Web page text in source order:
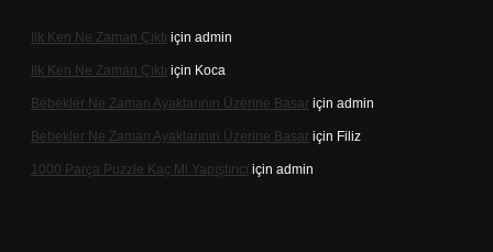
Ilk Ken Ne Zaman Çıktı için admin
Ilk Ken Ne Zaman Çıktı için Koca
Bebekler Ne Zaman Ayaklarının Üzerine Basar için admin
Bebekler Ne Zaman Ayaklarının Üzerine Basar için Filiz
1000 Parça Puzzle Kaç Ml Yapıştırıcı için admin